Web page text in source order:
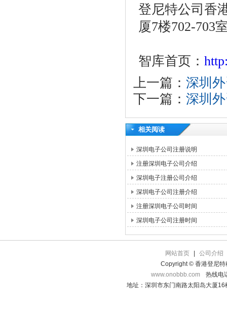
登尼特公司香
厦7楼702-703
智库首页：
上一篇： 深圳
下一篇： 深圳
相关阅读
深圳电子公司注册说明
注册深圳电子公司介绍
深圳电子注册公司介绍
深圳电子公司注册介绍
注册深圳电子公司时间
深圳电子公司注册时间
网站首页
公司介绍
Copyright © 香港登尼特
www.onobbb.com
热线电
地址：深圳市东门南路太阳岛大厦